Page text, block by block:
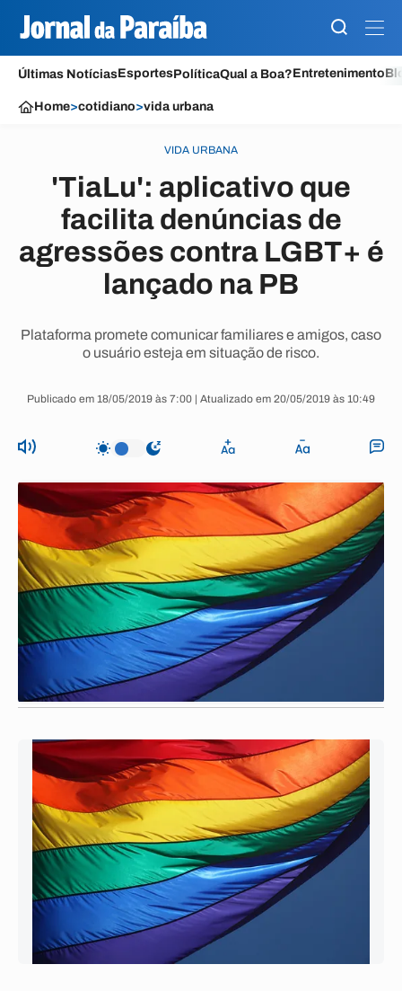
Últimas NotíciasEsportesPolíticaQual a Boa?Entretenimento
Home>cotidiano>vida urbana
VIDA URBANA
'TiaLu': aplicativo que
facilita denúncias de
agressões contra LGBT+ é
lançado na PB
Plataforma promete comunicar familiares e amigos, caso
o usuário esteja em situação de risco.
Publicado em 18/05/2019 às 7:00 | Atualizado em 20/05/2019 às 10:49